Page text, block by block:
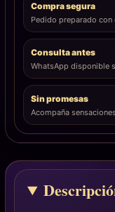
Compra segura
Pedido preparado con
Consulta antes
WhatsApp disponible
Sin promesas
Acompaña